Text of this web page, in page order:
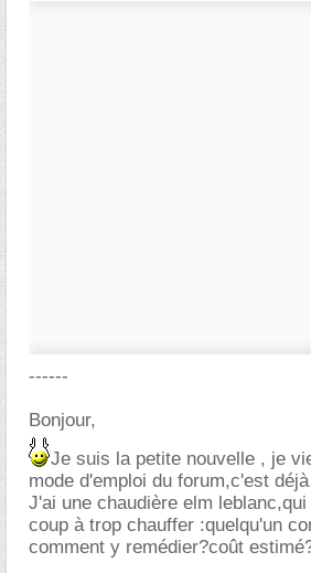
------
Bonjour,
Je suis la petite nouvelle , je
mode d'emploi du forum,c'est
J'ai une chaudière elm
coup à trop chauffer :quelqu'un
comment y remédier?coût